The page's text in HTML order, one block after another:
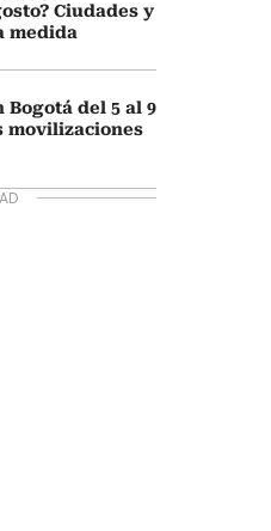
Ciudades y
medida
Bogotá del 5 al 9
movilizaciones